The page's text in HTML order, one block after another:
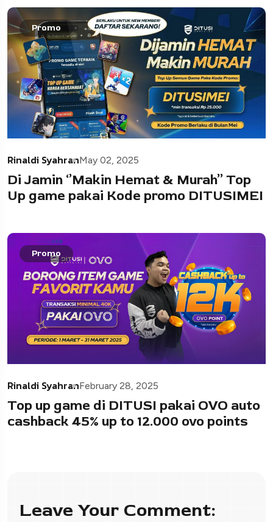
Promo
Rinaldi SyahranMay 02, 2025
Di Jamin ‘’Makin Hemat & Murah’’ Top
Up game pakai Kode promo DITUSIMEI
Promo
Rinaldi SyahranFebruary 28, 2025
Top up game di DITUSI pakai OVO auto
cashback 45% up to 12.000 ovo points
Leave Your Comment: